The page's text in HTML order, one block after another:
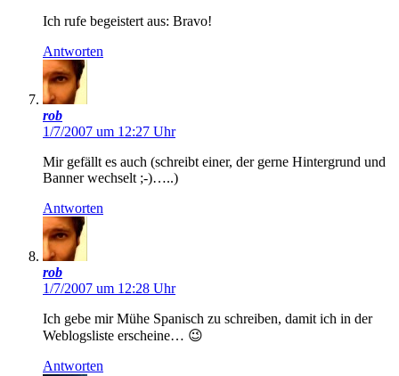
Ich rufe begeistert aus: Bravo!
Antworten
rob
1/7/2007 um 12:27 Uhr
Mir gefällt es auch (schreibt einer, der gerne Hintergrund und
Banner wechselt ;-)…..)
Antworten
rob
1/7/2007 um 12:28 Uhr
Ich gebe mir Mühe Spanisch zu schreiben, damit ich in der
Weblogsliste erscheine… 😉
Antworten